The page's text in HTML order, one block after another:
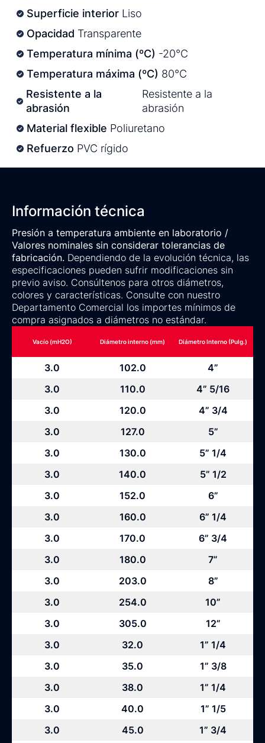
Superficie interior Liso
Opacidad Transparente
Temperatura mínima (ºC) -20°C
Temperatura máxima (ºC) 80°C
Resistente a la
abrasión
Resistente a la
abrasión
Material flexible Poliuretano
Refuerzo PVC rígido
Información técnica
Presión a temperatura ambiente en laboratorio /
Valores nominales sin considerar tolerancias de
fabricación. Dependiendo de la evolución técnica, las
especificaciones pueden sufrir modificaciones sin
previo aviso. Consúltenos para otros diámetros,
colores y características. Consulte con nuestro
Departamento Comercial los importes mínimos de
compra asignados a diámetros no estándar.
Vacío (mH2O) Diámetro interno (mm) Diámetro Interno (Pulg.)
3.0 102.0
4”
3.0
110.0
4” 5/16
3.0
120.0
4” 3/4
3.0
127.0
5”
3.0
130.0
5” 1/4
3.0
140.0
5” 1/2
3.0
152.0
6”
3.0
160.0
6” 1/4
3.0
170.0
6” 3/4
3.0
180.0
7”
3.0
203.0
8”
3.0
254.0
10”
3.0
305.0
12”
3.0
32.0
1” 1/4
3.0
35.0
1” 3/8
3.0
38.0
1” 1/4
3.0
40.0
1” 1/5
3.0
45.0 1” 3/4